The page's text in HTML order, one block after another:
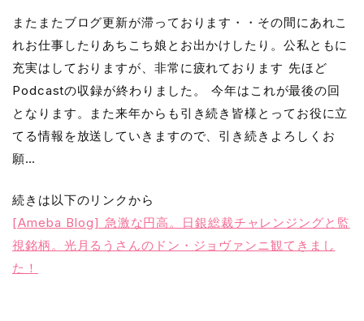
またまたブログ更新が滞っております・・その間にあれこ
れお仕事したりあちこち娘とお出かけしたり。公私ともに
充実はしておりますが、非常に疲れております 先ほど
Podcastの収録が終わりました。 今年はこれが最後の回
となります。また来年からも引き続き皆様とってお役に立
てる情報を放送していきますので、引き続きよろしくお
願…
続きは以下のリンクから
[Ameba Blog] 急激な円高。日銀総裁チャレンジングと監
視銘柄。光月るうさんのドン・ジョヴァンニ観てきまし
た！